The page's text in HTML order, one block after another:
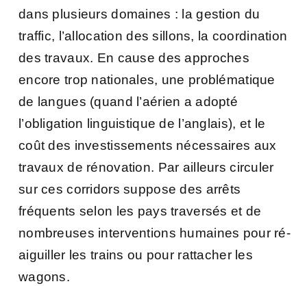
dans plusieurs domaines : la gestion du
traffic, l’allocation des sillons, la coordination
des travaux. En cause des approches
encore trop nationales, une problématique
de langues (quand l’aérien a adopté
l’obligation linguistique de l’anglais), et le
coût des investissements nécessaires aux
travaux de rénovation. Par ailleurs circuler
sur ces corridors suppose des arrêts
fréquents selon les pays traversés et de
nombreuses interventions humaines pour ré-
aiguiller les trains ou pour rattacher les
wagons.